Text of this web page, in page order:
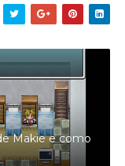
Makie e como